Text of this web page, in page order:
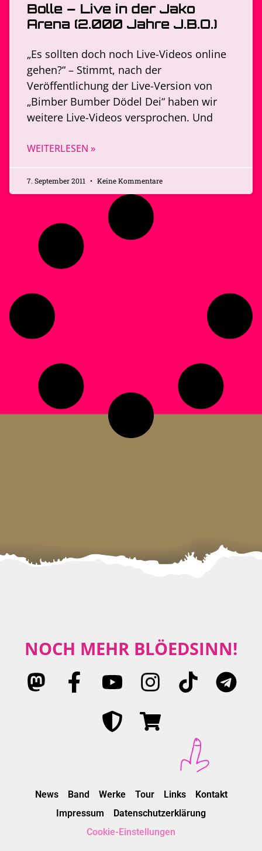
Bolle – Live in der Jako
Arena (2.000 Jahre J.B.O.)
„Es sollten doch noch Live-Videos online
gehen?“ – Stimmt, nach der
Veröffentlichung der Live-Version von
„Bimber Bumber Dödel Dei“ haben wir
weitere Live-Videos versprochen. Und
WEITERLESEN »
7. September 2011 Keine Kommentare
NOCH MEHR BLÖEDSINN!
News Band Werke Tour Links
Kontakt
Impressum
Datenschutzerklärung
Cookie-Einstellungen